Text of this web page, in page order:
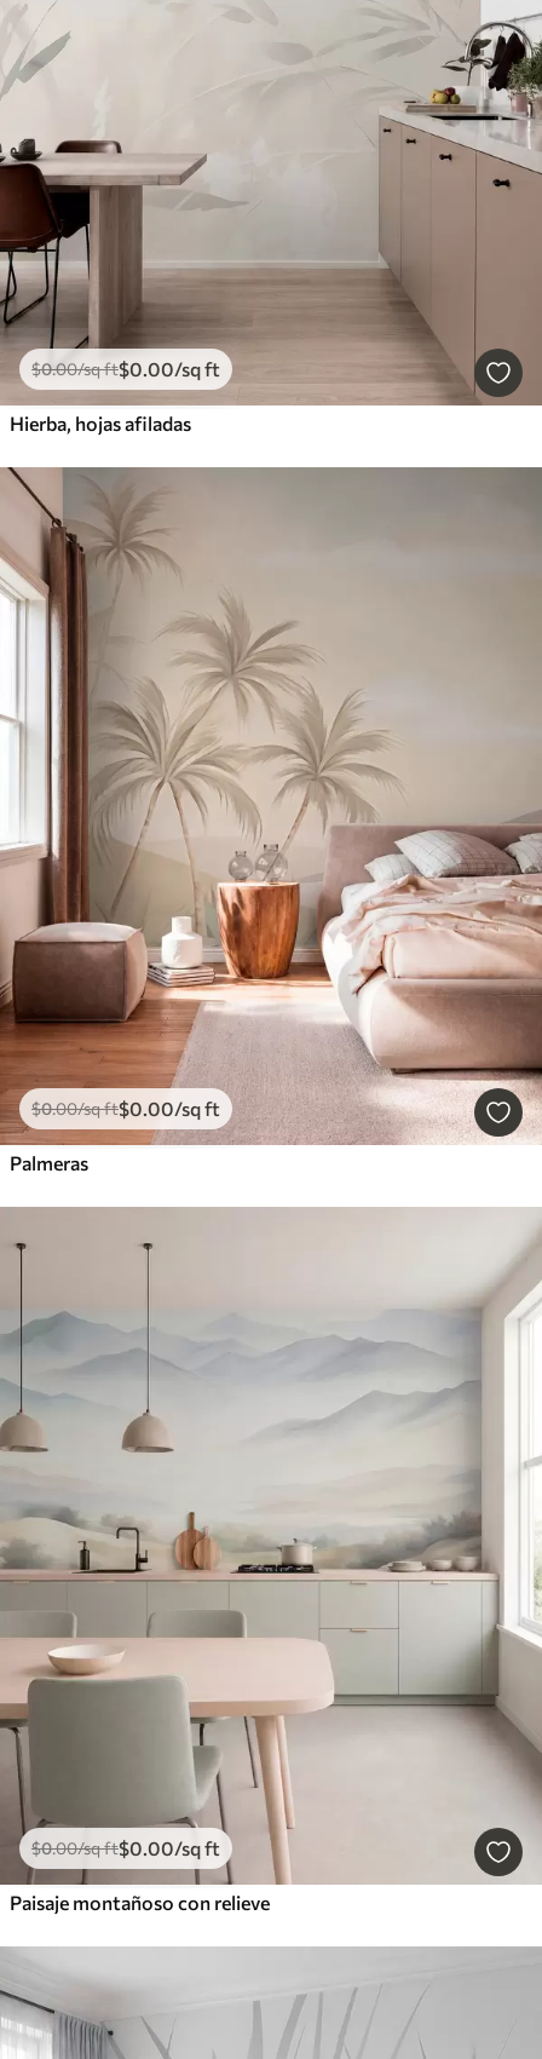
$0.00/sq ft$0 .00/sq ft
Hierba, hojas afiladas
$0.00/sq ft$0 .00/sq ft
Palmeras
$0.00/sq ft$0 .00/sq ft
Paisaje montañoso con relieve